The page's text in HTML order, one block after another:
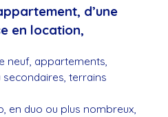
d’une
en location,
neuf, appartements,
terrains
en duo ou plus nombreux,